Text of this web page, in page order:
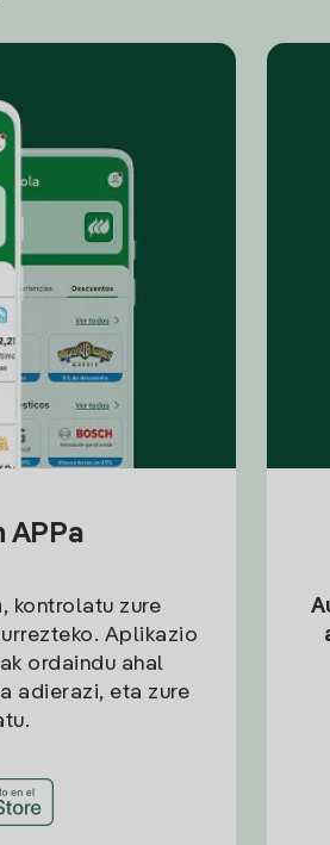
, kontrolatu zure
Aplikazio
ordaindu ahal
adierazi, eta zure